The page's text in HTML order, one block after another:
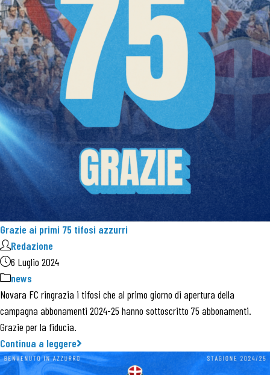
Grazie ai primi 75 tifosi azzurri
Redazione
6 Luglio 2024
news
Novara FC ringrazia i tifosi che al primo giorno di apertura della
campagna abbonamenti 2024-25 hanno sottoscritto 75 abbonamenti.
Grazie per la fiducia.
Continua a leggere